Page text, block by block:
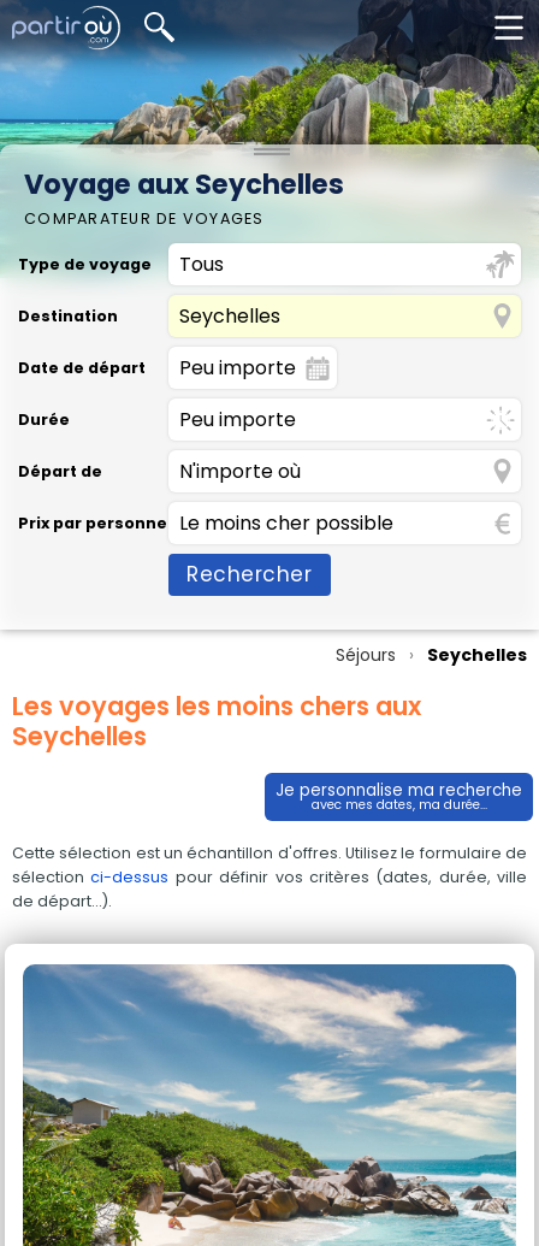
Voyage aux Seychelles
COMPARATEUR DE VOYAGES
Type de voyage
Destination
Date de départ
Durée
Départ de
Prix par personne
Rechercher
Séjours Seychelles
Les voyages les moins chers aux
Seychelles
Je personnalise ma recherche
avec mes dates, ma durée...
Cette sélection est un échantillon d'offres. Utilisez le formulaire de
sélectionci-dessus pour définir vos critères (dates, durée, ville
de départ...).